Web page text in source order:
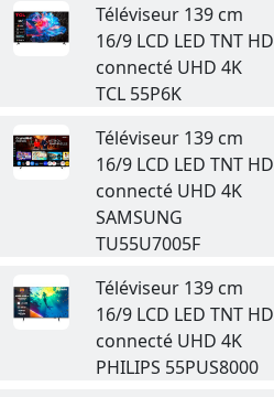
Téléviseur 139 cm
16/9 LCD LED TNT HD
connecté UHD 4K
TCL 55P6K
Téléviseur 139 cm
16/9 LCD LED TNT HD
connecté UHD 4K
SAMSUNG
TU55U7005F
Téléviseur 139 cm
16/9 LCD LED TNT HD
connecté UHD 4K
PHILIPS 55PUS8000